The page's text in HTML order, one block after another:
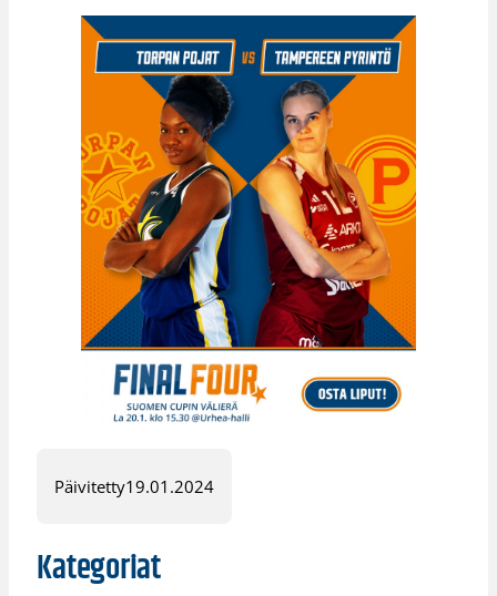
Päivitetty19.01.2024
Kategoriat